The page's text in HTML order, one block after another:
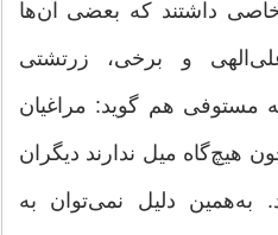
داشتند که بعضی آن‌ها
و برخی، زرتشتی
مستوفی هم گوید: مراغیان
هیچ‌گاه میل ندارند دیگران
به‌همین دلیل نمی‌توان به